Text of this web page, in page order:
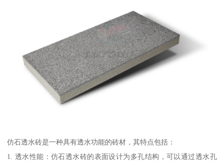
仿石透水砖是一种具有透水功能的砖材，其特点包括：
1. 透水性能：仿石透水砖的表面设计为多孔结构，可以通过透水孔